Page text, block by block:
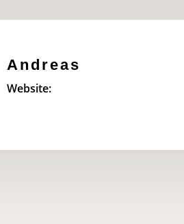
Andreas
Website: